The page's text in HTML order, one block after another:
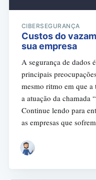
CIBERSEGURANÇA
Custos do
sua empresa
A segurança de dados
principais
mesmo ritmo em que a
a atuação da chamada
Continue lendo para
as empresas que